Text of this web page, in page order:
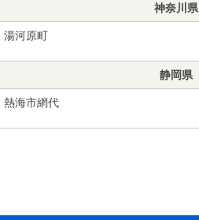
神奈川県
湯河原町
静岡県
熱海市網代